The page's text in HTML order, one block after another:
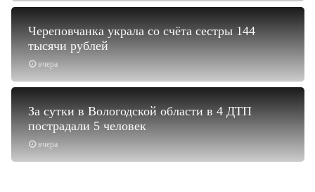
вчера
Череповчанка украла со счёта сестры 144
тысячи рублей
вчера
За сутки в Вологодской области в 4 ДТП
пострадали 5 человек